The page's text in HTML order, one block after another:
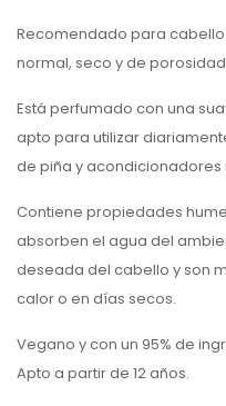
Recomendado para
normal, seco y de
Está perfumado con una
apto para utilizar
de piña y acondicionadores
Contiene propiedades
absorben el agua del
deseada del cabello y son
calor o en días secos.
Vegano y con un 95% de
Apto a partir de 12 años.